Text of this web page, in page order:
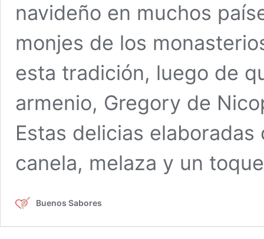
navideño en muchos
monjes de los
esta tradición, luego de
armenio, Gregory de
Estas delicias
canela, melaza y un
Buenos Sabores